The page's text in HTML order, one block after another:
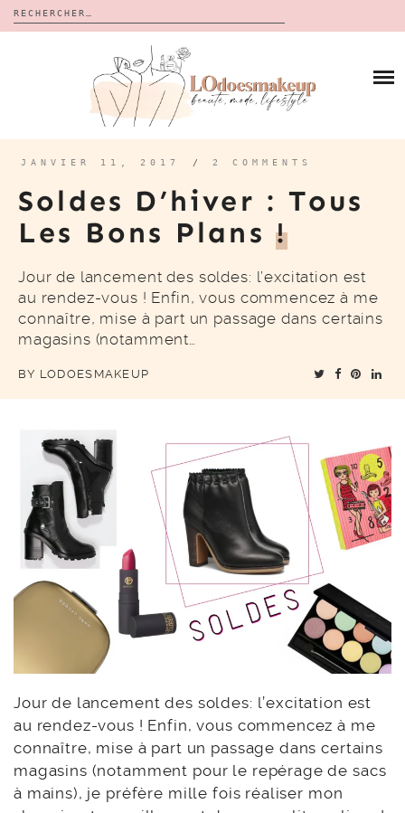
Rechercher :
CALENDRIERS DE L’AVENT
BON PLAN
À PROPOS
CONTACT
JANVIER 11, 2017 / 2 COMMENTS
Soldes D’hiver : Tous
Les Bons Plans !
Jour de lancement des soldes: l’excitation est
au rendez-vous ! Enfin, vous commencez à me
connaître, mise à part un passage dans certains
magasins (notamment…
BY LODOESMAKEUP
Jour de lancement des soldes: l’excitation est
au rendez-vous ! Enfin, vous commencez à me
connaître, mise à part un passage dans certains
magasins (notamment pour le repérage de sacs
à mains), je préfère mille fois réaliser mon